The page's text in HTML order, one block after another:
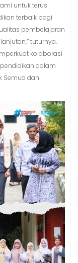
untuk terus
terbaik bagi
pembelajaran
tuturnya.
kolaborasi
dalam
Semua dan